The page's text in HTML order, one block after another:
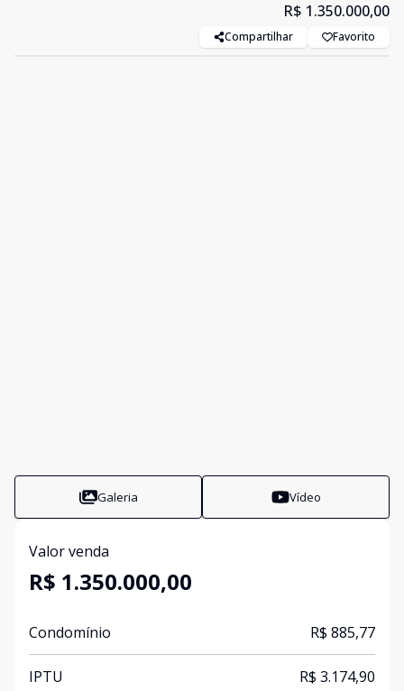
R$ 1.350.000,00
Compartilhar Favorito
Galeria Vídeo
Valor venda
R$ 1.350.000,00
Condomínio R$ 885,77
IPTU R$ 3.174,90